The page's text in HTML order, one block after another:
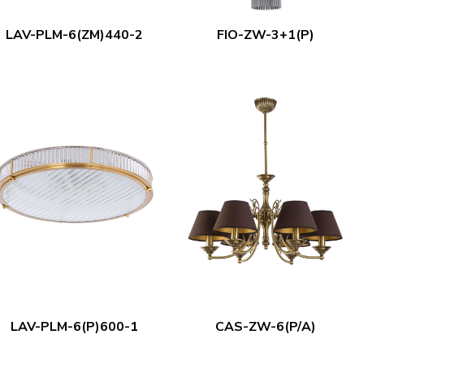
LAV-PLM-6(ZM)440-2 FIO-ZW-3+1(P)
LAV-PLM-6(P)600-1 CAS-ZW-6(P/A)